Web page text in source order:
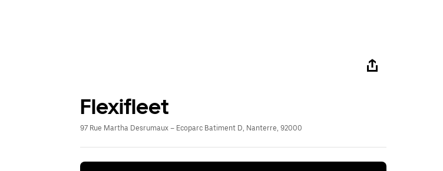
Flexifleet
97 Rue Martha Desrumaux – Ecoparc Batiment D, Nanterre, 92000